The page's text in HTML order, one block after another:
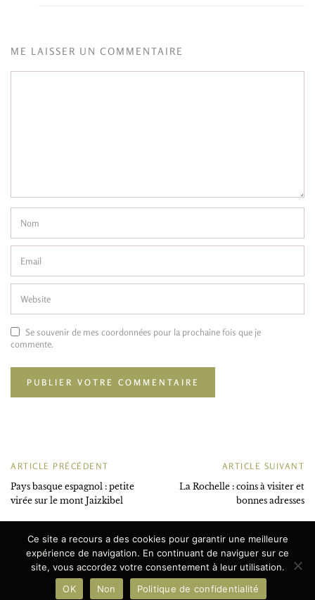
ME LAISSER UN COMMENTAIRE
Se souvenir de mes coordonnées pour la prochaine fois que je
commente.
ARTICLE PRÉCÉDENT
Pays basque espagnol : petite
virée sur le mont Jaizkibel
ARTICLE SUIVANT
La Rochelle : coins à visiter et
bonnes adresses
2017-2025 | Fanny Dupuis - Parenthèse Citron | All Rights Reserved.
Ce site a recours a des cookies pour garantir une meilleure
expérience de navigation. En continuant de naviguer sur ce
site, vous accordez votre consentement à leur utilisation.
OK
Non Politique de confidentialité